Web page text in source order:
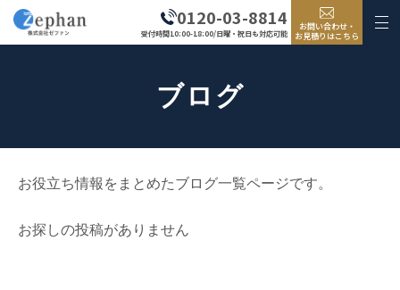
0120-03-8814
受付時間10:00-18:00/日曜・祝日も対応可能
お問い合わせ・
お見積りはこちら
ブログ
お役立ち情報をまとめたブログ一覧ページです。
お探しの投稿がありません